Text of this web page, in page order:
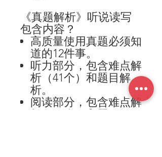
《真题解析》听说读写
包含内容？
高质量使用真题必须知
道的12件事。
听力部分，包含难点解
析（41个）和题目解
析。
阅读部分，包含难点解